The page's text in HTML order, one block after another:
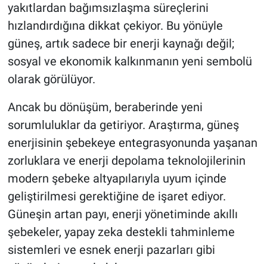
yakıtlardan bağımsızlaşma süreçlerini
hızlandırdığına dikkat çekiyor. Bu yönüyle
güneş, artık sadece bir enerji kaynağı değil;
sosyal ve ekonomik kalkınmanın yeni sembolü
olarak görülüyor.
Ancak bu dönüşüm, beraberinde yeni
sorumluluklar da getiriyor. Araştırma, güneş
enerjisinin şebekeye entegrasyonunda yaşanan
zorluklara ve enerji depolama teknolojilerinin
modern şebeke altyapılarıyla uyum içinde
geliştirilmesi gerektiğine de işaret ediyor.
Güneşin artan payı, enerji yönetiminde akıllı
şebekeler, yapay zeka destekli tahminleme
sistemleri ve esnek enerji pazarları gibi